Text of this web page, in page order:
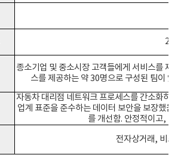
종소기업 및 중소시장 고객들에게 서비스를
스를 제공하는 약 30명으로 구성된 팀이
자동차 대리점 네트워크 프로세스를 간소화하
업계 표준을 준수하는 데이터 보안을 보장했
를 개선함. 안정적이고,
전자상거래, 비즈